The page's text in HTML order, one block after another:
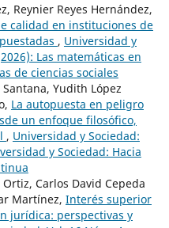
Reynier Reyes Hernández,
calidad en instituciones de
, Universidad y
Las matemáticas en
de ciencias sociales
Yudith López
La autopuesta en peligro
un enfoque filosófico,
, Universidad y Sociedad:
y Sociedad: Hacia
Carlos David Cepeda
Martínez, Interés superior
jurídica: perspectivas y